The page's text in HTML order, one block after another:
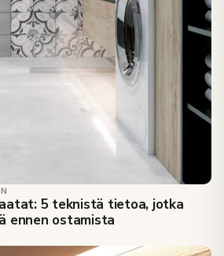
5 teknistä tietoa, jotka
ennen ostamista